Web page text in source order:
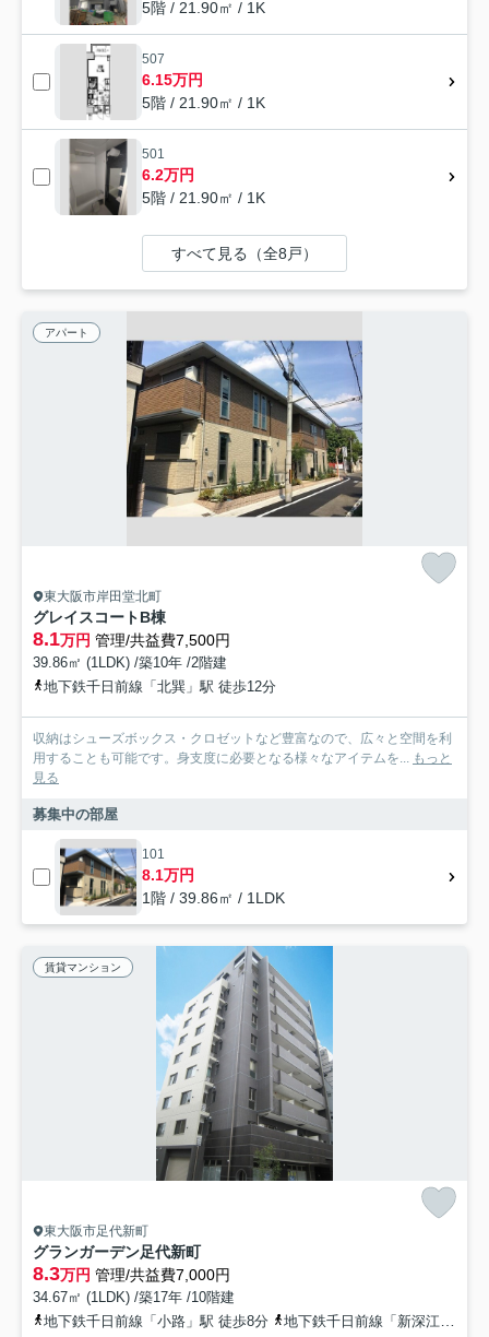
5階 / 21.90㎡ / 1K
507
6.15万円
5階 / 21.90㎡ / 1K
501
6.2万円
5階 / 21.90㎡ / 1K
すべて見る（全8戸）
アパート
東大阪市岸田堂北町
グレイスコートB棟
8.1万円 管理/共益費7,500円
39.86㎡ (1LDK) /築10年 /2階建
地下鉄千日前線「北巽」駅 徒歩12分
収納はシューズボックス・クロゼットなど豊富なので、広々と空間を利
用することも可能です。身支度に必要となる様々なアイテムを... もっと
見る
募集中の部屋
101
8.1万円
1階 / 39.86㎡ / 1LDK
賃貸マンション
東大阪市足代新町
グランガーデン足代新町
8.3万円 管理/共益費7,000円
34.67㎡ (1LDK) /築17年 /10階建
地下鉄千日前線「小路」駅 徒歩8分
地下鉄千日前線「新深江」駅 徒歩12分